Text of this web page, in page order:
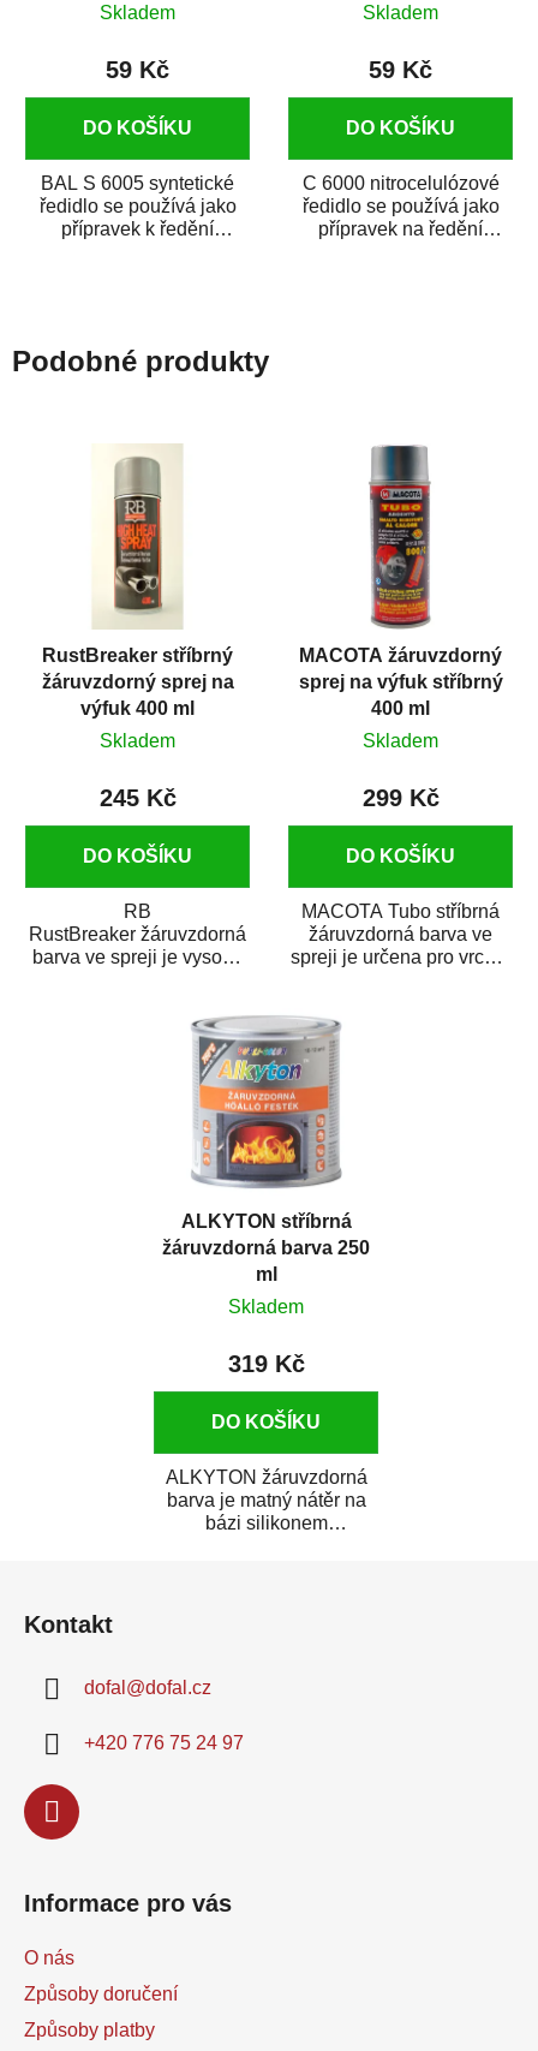
Skladem
59 Kč
DO KOŠÍKU
BAL S 6005 syntetické
ředidlo se používá jako
přípravek k ředění
Skladem
59 Kč
DO KOŠÍKU
C 6000 nitrocelulózové
ředidlo se používá jako
přípravek na ředění
Podobné produkty
RustBreaker stříbrný
žáruvzdorný sprej na
výfuk 400 ml
Skladem
245 Kč
DO KOŠÍKU
RB
RustBreaker žáruvzdorná
barva ve spreji je vysoce
MACOTA žáruvzdorný
sprej na výfuk stříbrný
400 ml
Skladem
299 Kč
DO KOŠÍKU
MACOTA Tubo stříbrná
žáruvzdorná barva ve
spreji je určena pro vrchní
ALKYTON stříbrná
žáruvzdorná barva 250
ml
Skladem
319 Kč
DO KOŠÍKU
ALKYTON žáruvzdorná
barva je matný nátěr na
bázi silikonem
Kontakt
dofal @dofal.cz
+420 776 75 24 97
Informace pro vás
O nás
Způsoby doručení
Způsoby platby